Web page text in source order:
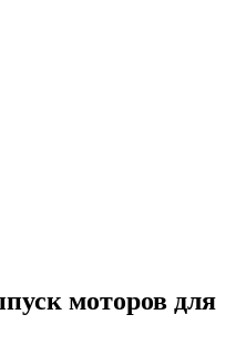
моторов для